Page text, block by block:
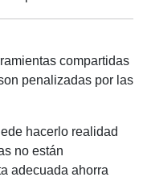
compartidas
penalizadas por las
hacerlo realidad
no están
adecuada ahorra